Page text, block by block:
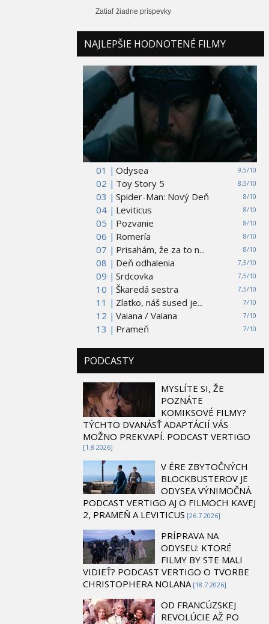
Zatiaľ žiadne príspevky
NAJLEPŠIE HODNOTENÉ FILMY
01 | 9,5/10
Odysea
02 |
8,5/10
Toy Story 5
03 |
8/10
Spider-Man: Nový Deň
04 |
8/10
Leviticus
05 |
8/10
Pozvanie
06 |
8/10
Romería
07 |
8/10
Prisahám, že za to n...
08 |
7,5/10
Deň odhalenia
09 |
7,5/10
Srdcovka
10 |
7,5/10
Škaredá sestra
11 |
7/10
Zlatko, náš sused je...
12 |
7/10
Vaiana / Vaiana
13 |
7/10
Prameň
PODCASTY
MYSLÍTE SI, ŽE
POZNÁTE
KOMIKSOVÉ FILMY?
TÝCHTO DVANÁSŤ ADAPTÁCIÍ VÁS
MOŽNO PREKVAPÍ. PODCAST VERTIGO
[1.8 2026]
V ÉRE ZBYTOČNÝCH
BLOCKBUSTEROV JE
ODYSEA VÝNIMOČNÁ.
PODCAST VERTIGO AJ O FILMOCH KAVEJ
2, PRAMEŇ A LEVITICUS [26.7 2026]
PRÍPRAVA NA
ODYSEU: KTORÉ
FILMY BY STE MALI
VIDIEŤ? PODCAST VERTIGO O TVORBE
CHRISTOPHERA NOLANA [18.7 2026]
OD FRANCÚZSKEJ
REVOLÚCIE AŽ PO